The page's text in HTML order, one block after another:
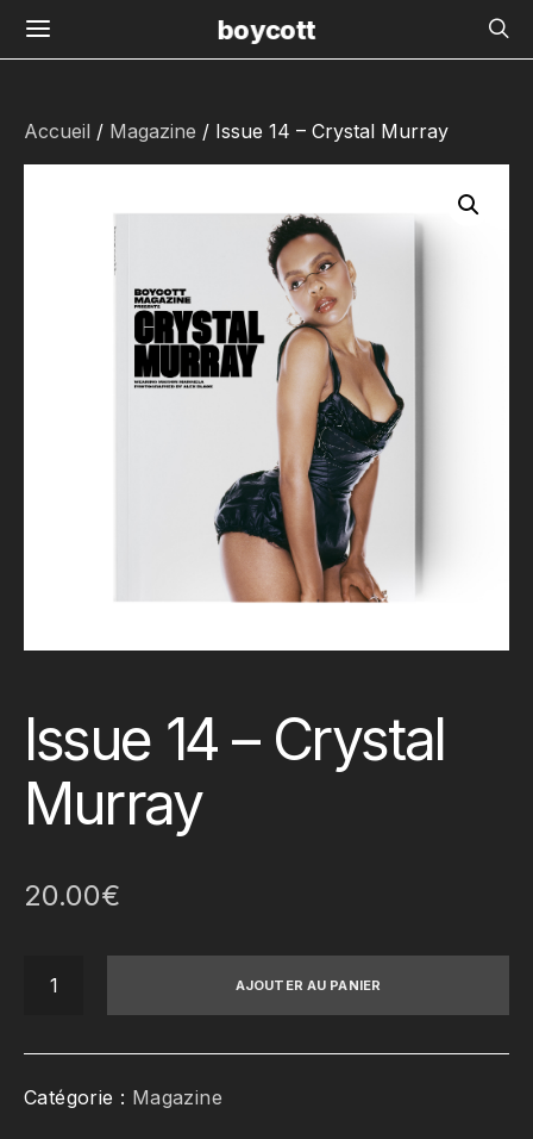
boycott
Accueil / Magazine / Issue 14 – Crystal Murray
Issue 14 – Crystal
Murray
20.00€
14
Crystal
AJOUTER AU PANIER
Catégorie : Magazine